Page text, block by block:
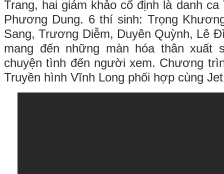
Trang, hai giám khảo cố định là danh
Phương Dung. 6 thí sinh: Trọng
Sang, Trương Diễm, Duyên Quỳnh, Lê
mang đến những màn hóa thân xuất
chuyện tình đến người xem. Chương
Truyền hình Vĩnh Long phối hợp cùng